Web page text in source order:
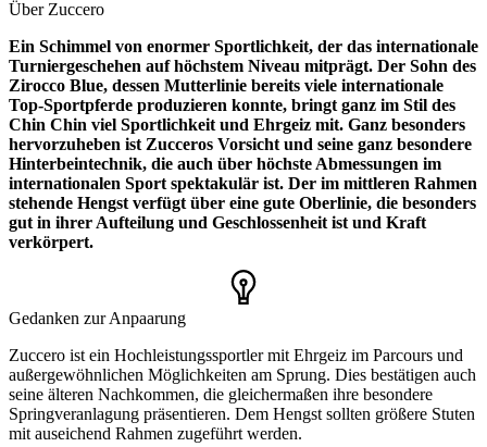
Über Zuccero
Ein Schimmel von enormer Sportlichkeit, der das internationale
Turniergeschehen auf höchstem Niveau mitprägt. Der Sohn des
Zirocco Blue, dessen Mutterlinie bereits viele internationale
Top-Sportpferde produzieren konnte, bringt ganz im Stil des
Chin Chin viel Sportlichkeit und Ehrgeiz mit. Ganz besonders
hervorzuheben ist Zucceros Vorsicht und seine ganz besondere
Hinterbeintechnik, die auch über höchste Abmessungen im
internationalen Sport spektakulär ist. Der im mittleren Rahmen
stehende Hengst verfügt über eine gute Oberlinie, die besonders
gut in ihrer Aufteilung und Geschlossenheit ist und Kraft
verkörpert.
Gedanken zur Anpaarung
Zuccero ist ein Hochleistungssportler mit Ehrgeiz im Parcours und
außergewöhnlichen Möglichkeiten am Sprung. Dies bestätigen auch
seine älteren Nachkommen, die gleichermaßen ihre besondere
Springveranlagung präsentieren. Dem Hengst sollten größere Stuten
mit auseichend Rahmen zugeführt werden.